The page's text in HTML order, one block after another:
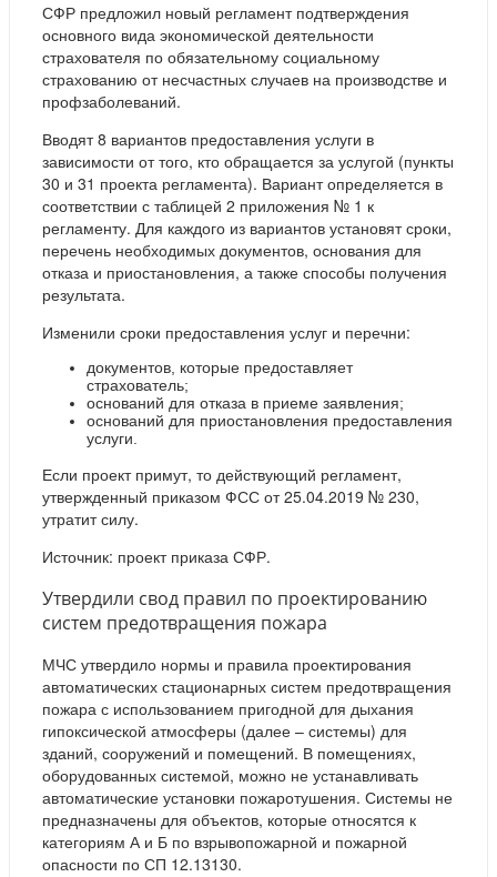
СФР предложил новый регламент подтверждения
основного вида экономической деятельности
страхователя по обязательному социальному
страхованию от несчастных случаев на производстве и
профзаболеваний.
Вводят 8 вариантов предоставления услуги в
зависимости от того, кто обращается за услугой (пункты
30 и 31 проекта регламента). Вариант определяется в
соответствии с таблицей 2 приложения № 1 к
регламенту. Для каждого из вариантов установят сроки,
перечень необходимых документов, основания для
отказа и приостановления, а также способы получения
результата.
Изменили сроки предоставления услуг и перечни:
документов, которые предоставляет
страхователь;
оснований для отказа в приеме заявления;
оснований для приостановления предоставления
услуги.
Если проект примут, то действующий регламент,
утвержденный приказом ФСС от 25.04.2019 № 230,
утратит силу.
Источник: проект приказа СФР.
Утвердили свод правил по проектированию
систем предотвращения пожара
МЧС утвердило нормы и правила проектирования
автоматических стационарных систем предотвращения
пожара с использованием пригодной для дыхания
гипоксической атмосферы (далее – системы) для
зданий, сооружений и помещений. В помещениях,
оборудованных системой, можно не устанавливать
автоматические установки пожаротушения. Системы не
предназначены для объектов, которые относятся к
категориям А и Б по взрывопожарной и пожарной
опасности по СП 12.13130.